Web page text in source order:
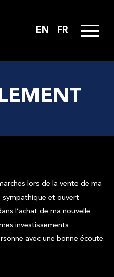
EN FR
lors de la vente de ma
sympathique et ouvert
l’achat de ma nouvelle
investissements
avec une bonne écoute.